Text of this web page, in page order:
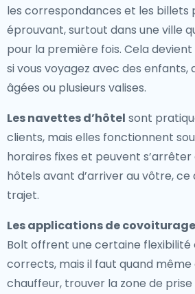
les correspondances et les billets
éprouvant, surtout dans une ville
pour la première fois. Cela
si vous voyagez avec des enfants,
âgées ou plusieurs valises.
Les navettes d’hôtel sont
clients, mais elles fonctionnent
horaires fixes et peuvent s’arrêter
hôtels avant d’arriver au vôtre, ce
trajet.
Les applications de covoiturage
Bolt offrent une certaine flexibilité
corrects, mais il faut quand
chauffeur, trouver la zone de